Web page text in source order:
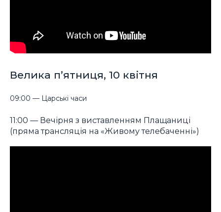
Велика п’ятниця, 10 квітня
09:00 — Царські часи
11:00 — Вечірня з виставленням Плащаниці
(пряма трансляція на «Живому телебаченні»)